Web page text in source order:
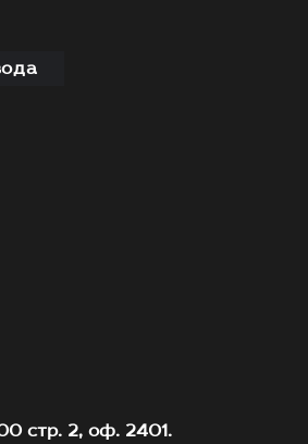
стр. 2, оф. 2401.